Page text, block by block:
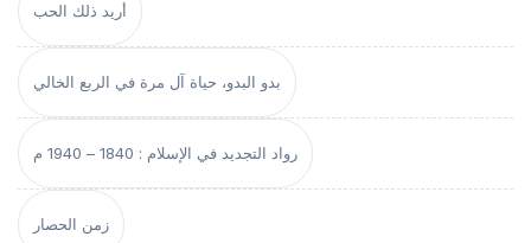
أريد ذلك الحب
بدو البدو، حياة آل مرة في الربع الخالي
رواد التجديد في الإسلام : 1840 – 1940 م
زمن الحصار